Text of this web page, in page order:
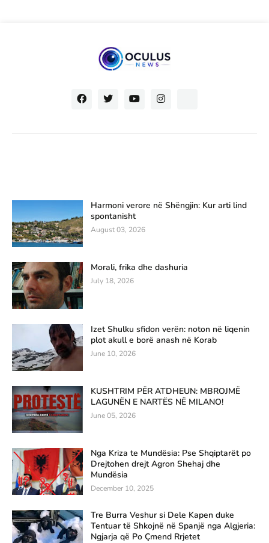
Harmoni verore në Shëngjin: Kur arti lind
spontanisht
August 03, 2026
Morali, frika dhe dashuria
July 18, 2026
Izet Shulku sfidon verën: noton në liqenin
plot akull e borë anash në Korab
June 10, 2026
KUSHTRIM PËR ATDHEUN: MBROJMË
LAGUNËN E NARTËS NË MILANO!
June 05, 2026
Nga Kriza te Mundësia: Pse Shqiptarët po
Drejtohen drejt Agron Shehaj dhe
Mundësia
December 10, 2025
Tre Burra Veshur si Dele Kapen duke
Tentuar të Shkojnë në Spanjë nga Algjeria:
Ngjarja që Po Çmend Rrjetet